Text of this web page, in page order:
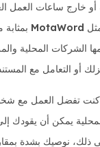
خارج ساعات العمل
MotaWord
الشركات المحلية
أو التعامل مع
كنت تفضل العمل مع
يمكن أن يقودك
ذلك، نوصيك بشدة